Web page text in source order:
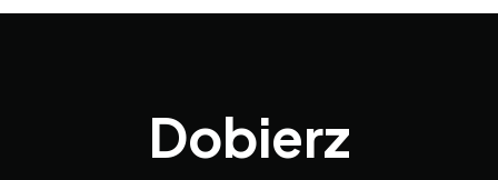
Dobierz